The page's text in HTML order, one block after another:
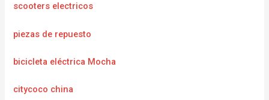
scooters electricos
piezas de repuesto
bicicleta eléctrica Mocha
citycoco china